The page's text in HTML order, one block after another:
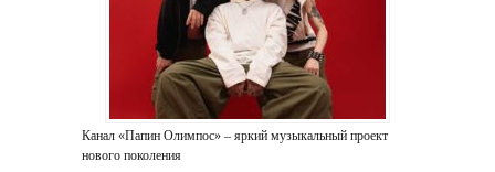
Канал «Папин Олимпос» – яркий музыкальный проект
нового поколения